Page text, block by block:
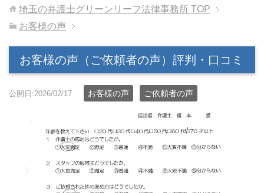
埼玉の弁護士グリーンリーフ法律事務所 TOP
お客様の声
お客様の声（ご依頼者の声）評判・口コミ
公開日:2026/02/17 お客様の声 ご依頼者の声